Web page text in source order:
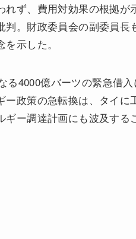
れず、費用対効果の根拠
判。財政委員会の副委員
示した。
る4000億バーツの緊急借
ー政策の急転換は、タイ
ー調達計画にも波及する